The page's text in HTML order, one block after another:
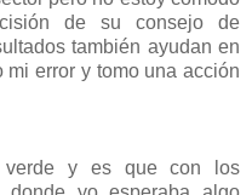
de su consejo de
también ayudan en
mi error y tomo una acción
y es que con los